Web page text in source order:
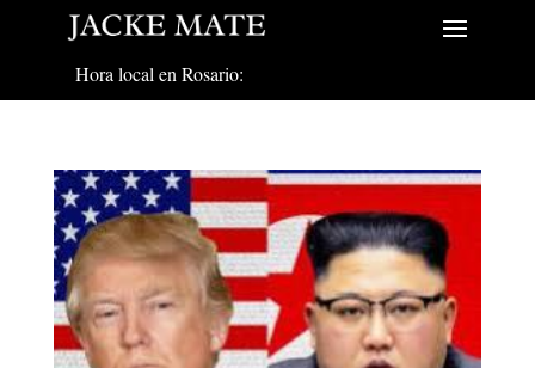
Hora local en Rosario: